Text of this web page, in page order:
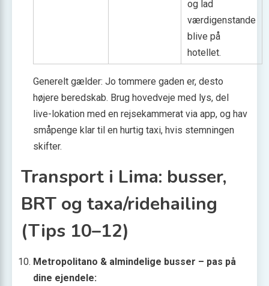
og lad
værdigenstande
blive på
hotellet.
Generelt gælder: Jo tommere gaden er, desto
højere beredskab. Brug hovedveje med lys, del
live-lokation med en rejsekammerat via app, og hav
småpenge klar til en hurtig taxi, hvis stemningen
skifter.
Transport i Lima: busser,
BRT og taxa/ridehailing
(Tips 10–12)
Metropolitano & almindelige busser – pas på
dine ejendele: